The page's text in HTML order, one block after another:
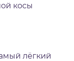
косы
лёгкий